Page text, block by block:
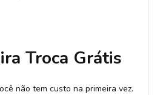
Troca Grátis
não tem custo na primeira vez.